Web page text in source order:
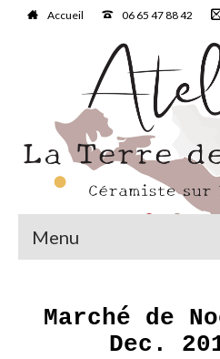
Accueil 06 65 47 88 42
Menu
Marché de
Dec.